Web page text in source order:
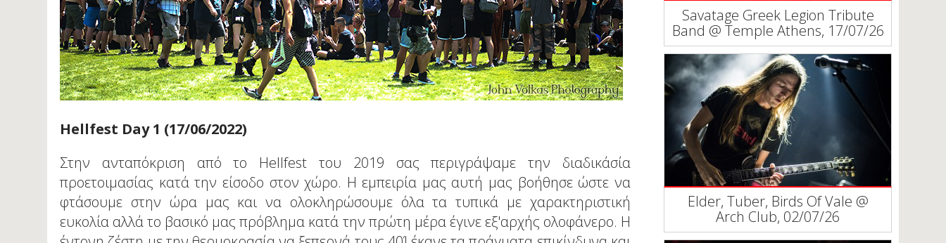
Ηellfest Day 1 (17/06/2022)
Στην ανταπόκριση από το Hellfest του 2019 σας περιγράψαμε την διαδικάσία
προετοιμασίας κατά την είσοδο στον χώρο. Η εμπειρία μας αυτή μας βοήθησε ώστε να
φτάσουμε στην ώρα μας και να ολοκληρώσουμε όλα τα τυπικά με χαρακτηριστική
ευκολία αλλά το βασικό μας πρόβλημα κατά την πρώτη μέρα έγινε εξ'αρχής ολοφάνερο. Η
Savatage Greek Legion Tribute
Band @ Temple Athens, 17/07/26
Elder, Tuber, Birds Of Vale @
Arch Club, 02/07/26